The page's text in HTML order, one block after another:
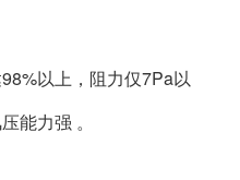
以上，阻力仅7Pa以
能力强 。